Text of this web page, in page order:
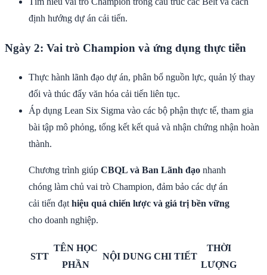
định hướng dự án cải tiến.
Ngày 2: Vai trò Champion và ứng dụng thực tiễn
Thực hành lãnh đạo dự án, phân bổ nguồn lực, quản lý thay
đổi và thúc đẩy văn hóa cải tiến liên tục.
Áp dụng Lean Six Sigma vào các bộ phận thực tế, tham gia
bài tập mô phỏng, tổng kết kết quả và nhận chứng nhận hoàn
thành.
Chương trình giúp CBQL và Ban Lãnh đạo nhanh
chóng làm chủ vai trò Champion, đảm bảo các dự án
cải tiến đạt hiệu quả chiến lược và giá trị bền vững
cho doanh nghiệp.
STT
TÊN HỌC
PHẦN
NỘI DUNG CHI TIẾT
THỜI
LƯỢNG